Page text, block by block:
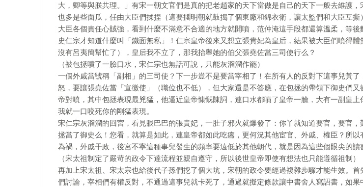
大，卿等與朕共理。」有宋一朝文官們是真的把老趙家的天下當做是自己的天下一般去維護，
也多是些面瓜，任由大臣們揉捏（這要擱明朝就鼓搗了個東廠和錦衣衛，讓太監們和大臣互撕
大臣各個責任心賊強，看到什麼不滿意不合適的地方就開噴，范仲淹這手段都還算溫柔，等後
史仁宗才知道什麼叫「鐵面無私」！仁宗皇帝後來又想立張貴妃為皇后，結果被大臣們噴得體
沒有呂夷簡幫忙了），皇后我不立了，那我抬舉她的伯父張堯佐當三司使行么？
（被包拯噴了一臉口水，宋仁宗也無話可說，只能灰溜溜作罷）
一個外戚當號稱「副相」的三司使？下一步豈不是要當宰相了！在所有人的反對下這事兒黃了
怒，要讓張堯佐當「宣徽使」（職位也不低），但大家還是不答應，在包拯的帶領下御史們又
帝對噴，其中包拯表現最兇猛，他逼近皇帝慷慨陳詞，連口水都噴了皇帝一臉，大有一副皇上
我就一口咬死你的剛猛表現。
宋仁宗灰溜溜的回宮，看見眼巴巴的張貴妃，一肚子邪火就爆發了：你丫就知道要官，要官，
拯當了御史么！您看，就算是如此，連皇帝都如此吃癟，更何況其他宦官、外戚、權臣？所以
為禍，外戚干政，後宮不寧這種事兒發生的頻率要遠低於其他朝代，就是因為這些個眼尖的讀
（宋太祖制定了嚴苛的政令下達流程並親自遵守，所以後世皇帝即使有想法也只能遵循祖制）
再加上宋太祖、宋太宗也給後代子孫們挖了個大坑，宋朝的政令要經過複雜步驟才能生效。首
們討論，宰相們有權反對，不通過這事兒就卡死了，通過就擬定條款讓中書舍人寫詔書，如果